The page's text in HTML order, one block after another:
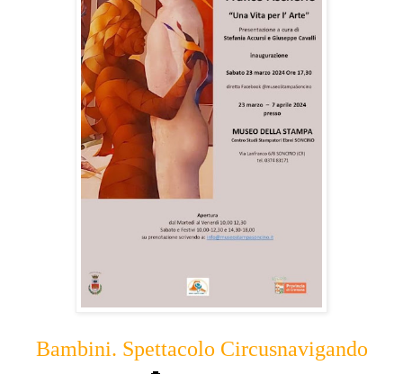
Bambini. Spettacolo Circusnavigando